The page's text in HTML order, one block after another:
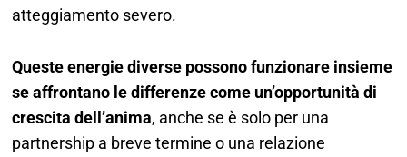
atteggiamento severo.
Queste energie diverse possono funzionare insieme
se affrontano le differenze come un’opportunità di
crescita dell’anima, anche se è solo per una
partnership a breve termine o una relazione